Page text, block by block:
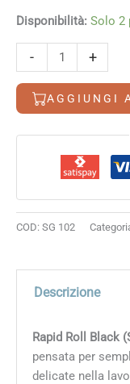
Disponibilità: Solo 2
-
Roll
Black
Mayco
+
AGGIUNGI
COD: SG 102
Descrizione
Rapid Roll Black
pensata per
delicate nella